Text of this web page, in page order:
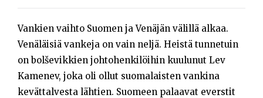
Vankien vaihto Suomen ja Venäjän välillä alkaa.
Venäläisiä vankeja on vain neljä. Heistä tunnetuin
on bolševikkien johtohenkilöihin kuulunut Lev
Kamenev, joka oli ollut suomalaisten vankina
kevättalvesta lähtien. Suomeen palaavat everstit